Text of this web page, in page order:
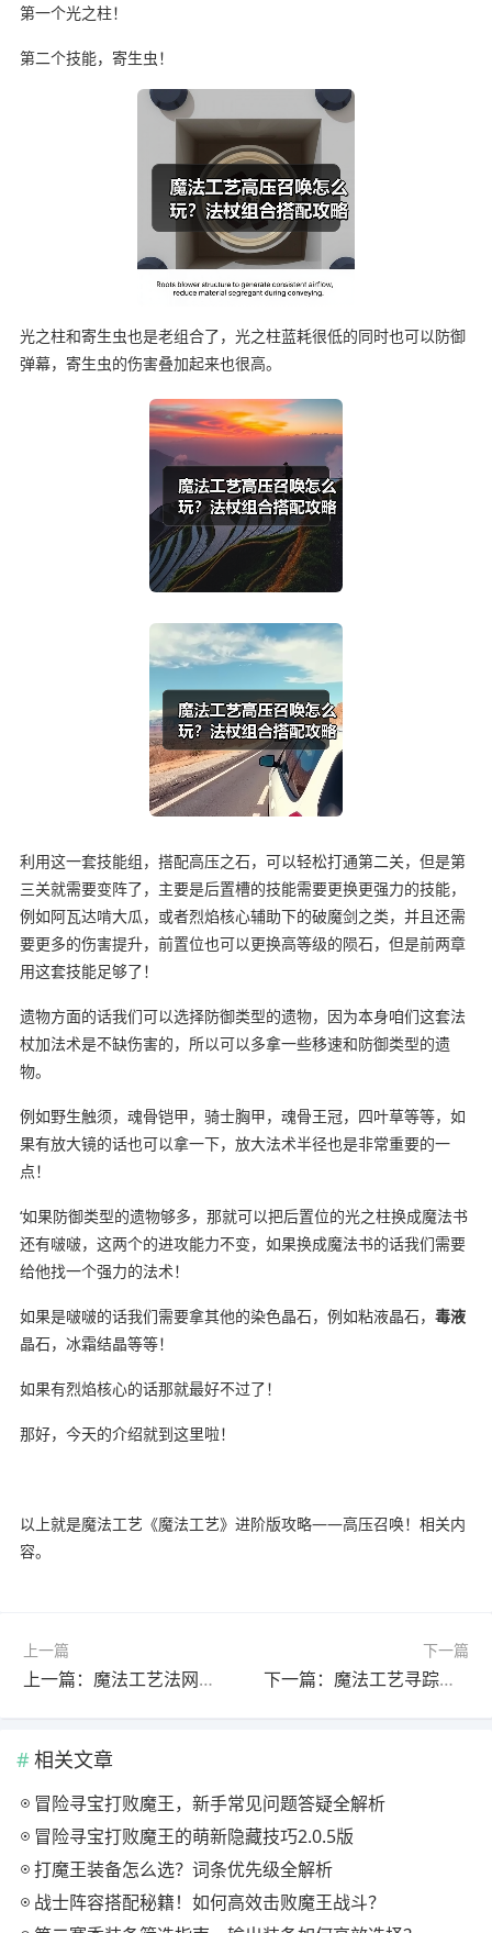
第一个光之柱！
第二个技能，寄生虫！
光之柱和寄生虫也是老组合了，光之柱蓝耗很低的同时也可以防御
弹幕，寄生虫的伤害叠加起来也很高。
利用这一套技能组，搭配高压之石，可以轻松打通第二关，但是第
三关就需要变阵了，主要是后置槽的技能需要更换更强力的技能，
例如阿瓦达啃大瓜，或者烈焰核心辅助下的破魔剑之类，并且还需
要更多的伤害提升，前置位也可以更换高等级的陨石，但是前两章
用这套技能足够了！
遗物方面的话我们可以选择防御类型的遗物，因为本身咱们这套法
杖加法术是不缺伤害的，所以可以多拿一些移速和防御类型的遗
物。
例如野生触须，魂骨铠甲，骑士胸甲，魂骨王冠，四叶草等等，如
果有放大镜的话也可以拿一下，放大法术半径也是非常重要的一
点！
‘如果防御类型的遗物够多，那就可以把后置位的光之柱换成魔法书
还有啵啵，这两个的进攻能力不变，如果换成魔法书的话我们需要
给他找一个强力的法术！
如果是啵啵的话我们需要拿其他的染色晶石，例如粘液晶石， 毒液
晶石，冰霜结晶等等！
如果有烈焰核心的话那就最好不过了！
那好，今天的介绍就到这里啦！
以上就是魔法工艺《魔法工艺》进阶版攻略——高压召唤！相关内
容。
上一篇
上一篇：魔法工艺法网恢恢攻略：火网分裂技能如何制霸战场？
下一篇
下一篇：魔法工艺寻踪天雷法术组合怎么玩？
相关文章
冒险寻宝打败魔王，新手常见问题答疑全解析
冒险寻宝打败魔王的萌新隐藏技巧2.0.5版
打魔王装备怎么选？词条优先级全解析
战士阵容搭配秘籍！如何高效击败魔王战斗？